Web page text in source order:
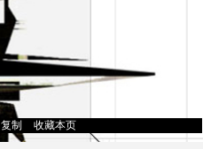
复制 收藏本页